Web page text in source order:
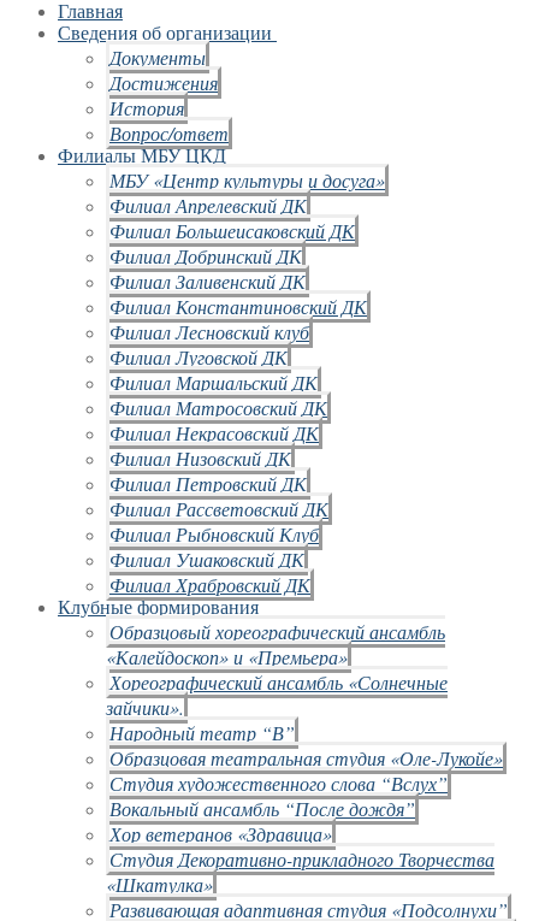
Главная
Сведения об организации
Документы
Достижения
История
Вопрос/ответ
Филиалы МБУ ЦКД
МБУ «Центр культуры и досуга»
Филиал Апрелевский ДК
Филиал Большеисаковский ДК
Филиал Добринский ДК
Филиал Заливенский ДК
Филиал Константиновский ДК
Филиал Лесновский клуб
Филиал Луговской ДК
Филиал Маршальский ДК
Филиал Матросовский ДК
Филиал Некрасовский ДК
Филиал Низовский ДК
Филиал Петровский ДК
Филиал Рассветовский ДК
Филиал Рыбновский Клуб
Филиал Ушаковский ДК
Филиал Храбровский ДК
Клубные формирования
Образцовый хореографический ансамбль
«Калейдоскоп» и «Премьера»
Хореографический ансамбль «Солнечные
зайчики».
Народный театр “В”
Образцовая театральная студия «Оле-Лукойе»
Студия художественного слова “Вслух”
Вокальный ансамбль “После дождя”
Хор ветеранов «Здравица»
Студия Декоративно-прикладного Творчества
«Шкатулка»
Развивающая адаптивная студия «Подсолнухи”